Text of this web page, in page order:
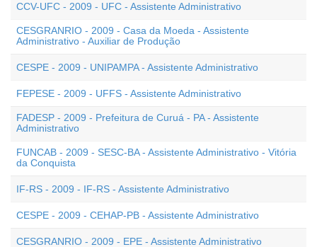
CCV-UFC - 2009 - UFC - Assistente Administrativo
CESGRANRIO - 2009 - Casa da Moeda - Assistente
Administrativo - Auxiliar de Produção
CESPE - 2009 - UNIPAMPA - Assistente Administrativo
FEPESE - 2009 - UFFS - Assistente Administrativo
FADESP - 2009 - Prefeitura de Curuá - PA - Assistente
Administrativo
FUNCAB - 2009 - SESC-BA - Assistente Administrativo - Vitória
da Conquista
IF-RS - 2009 - IF-RS - Assistente Administrativo
CESPE - 2009 - CEHAP-PB - Assistente Administrativo
CESGRANRIO - 2009 - EPE - Assistente Administrativo